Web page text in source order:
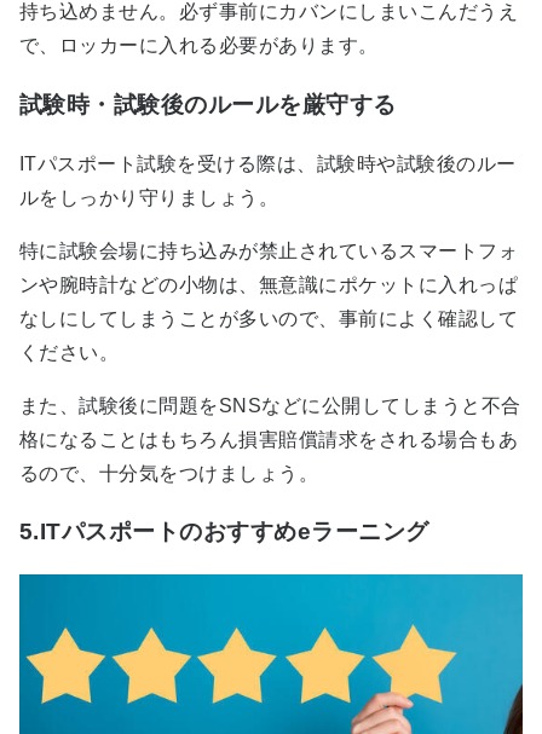
持ち込めません。必ず事前にカバンにしまいこんだうえ
で、ロッカーに入れる必要があります。
試験時・試験後のルールを厳守する
ITパスポート試験を受ける際は、試験時や試験後のルー
ルをしっかり守りましょう。
特に試験会場に持ち込みが禁止されているスマートフォ
ンや腕時計などの小物は、無意識にポケットに入れっぱ
なしにしてしまうことが多いので、事前によく確認して
ください。
また、試験後に問題をSNSなどに公開してしまうと不合
格になることはもちろん損害賠償請求をされる場合もあ
るので、十分気をつけましょう。
5.ITパスポートのおすすめeラーニング